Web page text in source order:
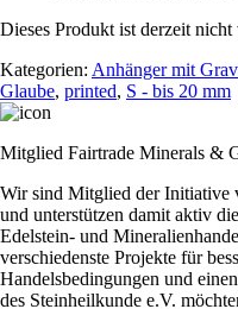
Dieses Produkt ist derzeit
Kategorien: Anhänger mit
Glaube, printed, S - bis 20 mm
Mitglied Fairtrade Minerals &
Wir sind Mitglied der Initiative
und unterstützen damit aktiv
Edelstein- und
verschiedenste Projekte für
Handelsbedingungen und
des Steinheilkunde e.V.